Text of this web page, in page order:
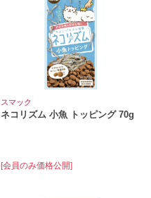
スマック
ネコリズム 小魚 トッピング 70g
[会員のみ価格公開]